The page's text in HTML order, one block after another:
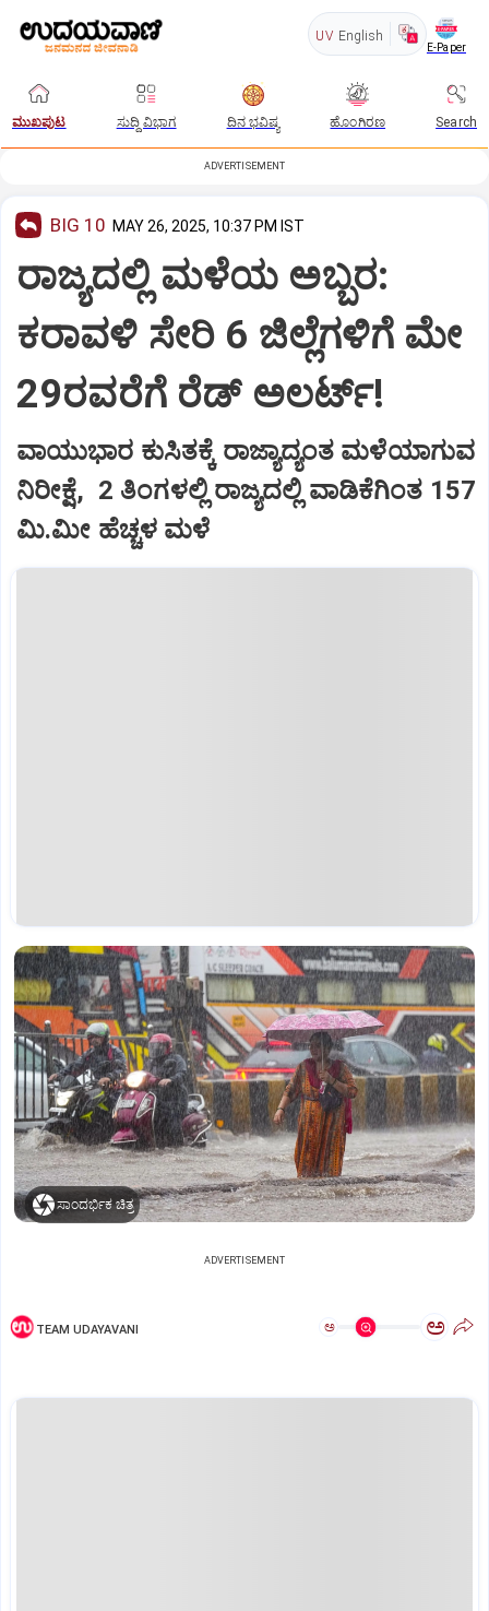
UV English
E-Paper
ಮುಖಪುಟ ಸುದ್ದಿ ವಿಭಾಗ ದಿನ ಭವಿಷ್ಯ ಹೊಂಗಿರಣ Search
ADVERTISEMENT
BIG 10 MAY 26, 2025, 10:37 PM IST
ರಾಜ್ಯದಲ್ಲಿ ಮಳೆಯ ಅಬ್ಬರ:
ಕರಾವಳಿ ಸೇರಿ 6 ಜಿಲ್ಲೆಗಳಿಗೆ ಮೇ
29ರವರೆಗೆ ರೆಡ್‌ ಅಲರ್ಟ್‌!
ವಾಯುಭಾರ ಕುಸಿತಕ್ಕೆ ರಾಜ್ಯಾದ್ಯಂತ ಮಳೆಯಾಗುವ
ನಿರೀಕ್ಷೆ, 2 ತಿಂಗಳಲ್ಲಿ ರಾಜ್ಯದಲ್ಲಿ ವಾಡಿಕೆಗಿಂತ 157
ಮಿ.ಮೀ ಹೆಚ್ಚಳ ಮಳೆ
ಸಾಂದರ್ಭಿಕ ಚಿತ್ರ
ADVERTISEMENT
TEAM UDAYAVANI ಅ ಅ